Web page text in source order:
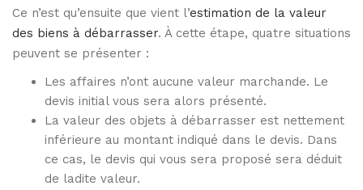
Ce n’est qu’ensuite que vient l’estimation de la valeur
des biens à débarrasser. À cette étape, quatre situations
peuvent se présenter :
Les affaires n’ont aucune valeur marchande. Le
devis initial vous sera alors présenté.
La valeur des objets à débarrasser est nettement
inférieure au montant indiqué dans le devis. Dans
ce cas, le devis qui vous sera proposé sera déduit
de ladite valeur.